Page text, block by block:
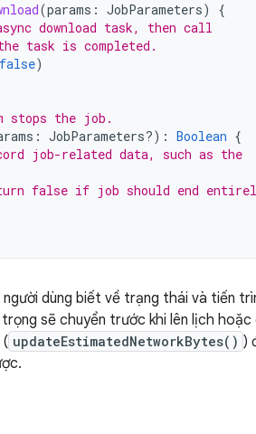
(params : JobParameters)
{
download task, then call
task is completed.
false)
stops the job.
: JobParameters?) : Boolean {
job-related data, such as the
false if job should end
dùng biết về trạng thái và tiến
sẽ chuyển trước khi lên lịch
updateEstimatedNetworkBytes() )